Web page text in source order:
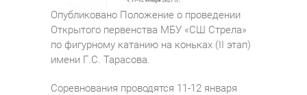
Опубликовано Положение о проведении
Открытого первенства МБУ «СШ Стрела»
по фигурному катанию на коньках (II этап)
имени Г.С. Тарасова.
Соревнования проводятся 11-12 января